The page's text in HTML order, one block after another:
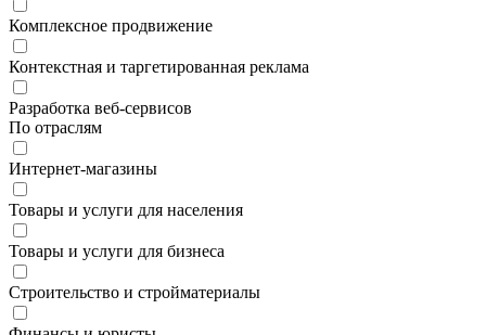
Комплексное продвижение
Контекстная и таргетированная реклама
Разработка веб-сервисов
По отраслям
Интернет-магазины
Товары и услуги для населения
Товары и услуги для бизнеса
Строительство и стройматериалы